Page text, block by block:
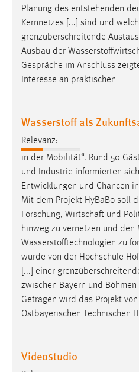
Planung des entstehenden
Kernnetzes [...] sind und
grenzüberschreitende
Ausbau der
Gespräche im Anschluss
Interesse an praktischen
Wasserstoff als
Relevanz:
in der Mobilität“. Rund 50
und Industrie informierten
Entwicklungen und Chancen
Mit dem Projekt HyBaBo soll
Forschung, Wirtschaft und
hinweg zu vernetzen und den
Wasserstofftechnologien zu
wurde von der Hochschule Hof
[...] einer
zwischen Bayern und
Getragen wird das Projekt
Ostbayerischen Technischen
Videostudio
unsere Besucher unsere
Matomo
Name:
_pk_ref, _pk_cvar, _pk_id,
Cookie Laufzeit:
Max. 13 Monate
MARKETING
Marketing Cookies werden
verwendet, um
Sie tun dies, indem sie
hinweg verfolgen.
Google Ads
Name:
_gcl_au